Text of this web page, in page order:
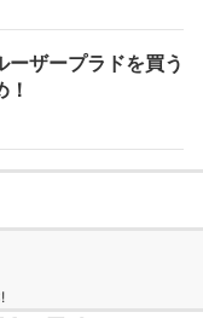
ーザープラドを買う